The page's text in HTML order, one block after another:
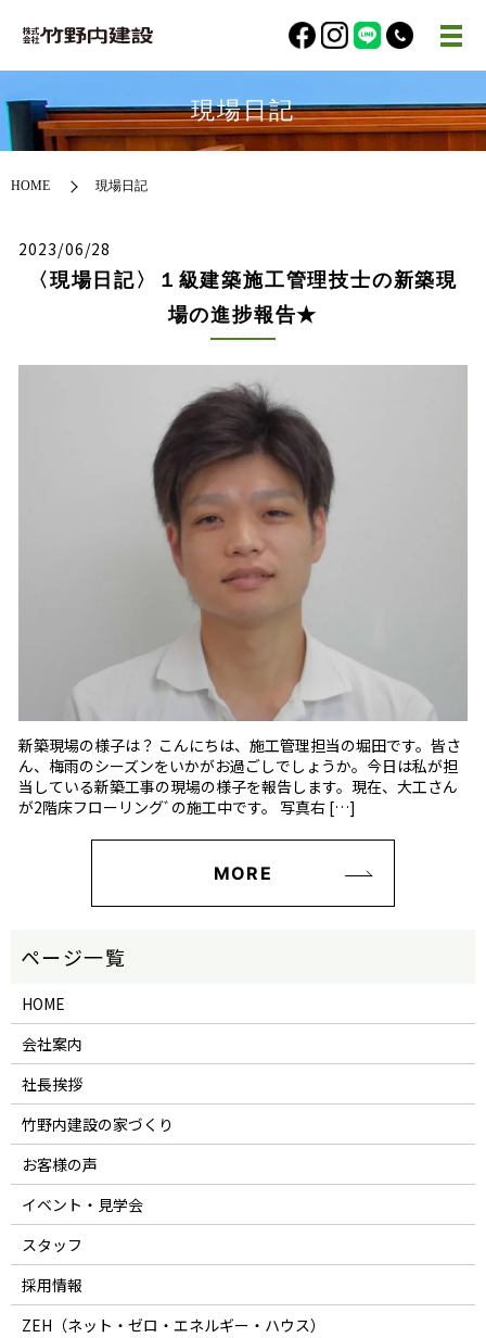
現場日記
HOME 現場日記
2023/06/28
〈現場日記〉１級建築施工管理技士の新築現
場の進捗報告★
新築現場の様子は？ こんにちは、施工管理担当の堀田です。皆さ
ん、梅雨のシーズンをいかがお過ごしでしょうか。今日は私が担
当している新築工事の現場の様子を報告します。現在、大工さん
が2階床フローリングﾞの施工中です。 写真右 […]
MORE
HOME
会社案内
社長挨拶
竹野内建設の家づくり
お客様の声
イベント・見学会
スタッフ
採用情報
ZEH（ネット・ゼロ・エネルギー・ハウス）